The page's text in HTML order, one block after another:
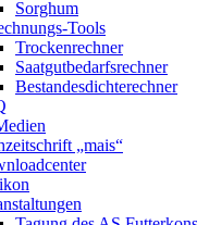
Sorghum
Tools
Trockenrechner
Saatgutbedarfsrechner
Bestandesdichterechner
„mais“